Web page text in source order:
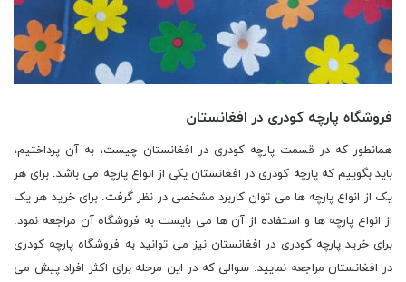
فروشگاه پارچه کودری در افغانستان
همانطور که در قسمت پارچه کودری در افغانستان چیست، به آن پرداختیم،
باید بگوییم که پارچه کودری در افغانستان یکی از انواع پارچه می باشد. برای هر
یک از انواع پارچه ها می توان کاربرد مشخصی در نظر گرفت. برای خرید هر یک
از انواع پارچه ها و استفاده از آن ها می بایست به فروشگاه آن مراجعه نمود.
برای خرید پارچه کودری در افغانستان نیز می توانید به فروشگاه پارچه کودری
در افغانستان مراجعه نمایید. سوالی که در این مرحله برای اکثر افراد پیش می